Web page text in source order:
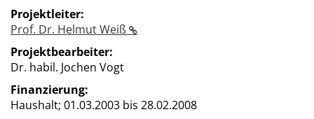
Projektleiter:
Prof. Dr. Helmut Weiß
Projektbearbeiter:
Dr. habil. Jochen Vogt
Finanzierung:
Haushalt; 01.03.2003 bis 28.02.2008